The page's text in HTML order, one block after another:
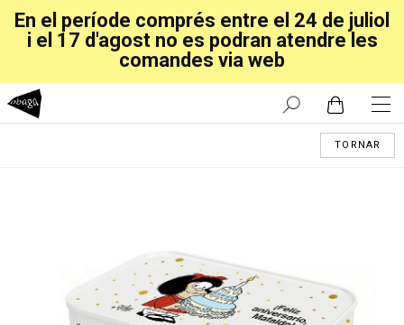
En el període comprés entre el 24 de juliol
i el 17 d'agost no es podran atendre les
comandes via web
TORNAR